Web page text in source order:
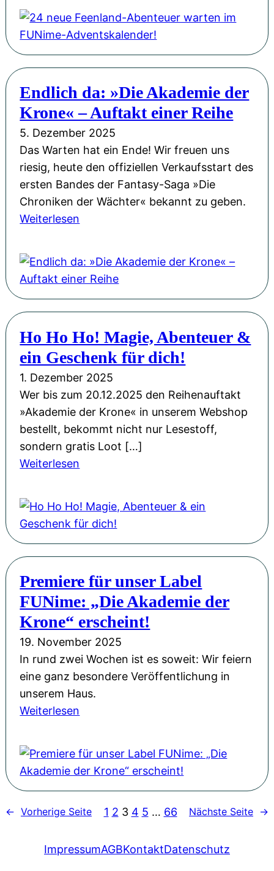
r
a
s
t
e
l
u
n
g
„
A
k
a
d
m
i
d
r
K
r
o
n
e
“
a
f
Y
u
b
e
n
e
F
e
e
n
l
a
n
b
e
n
e
u
e
a
t
e
i
m
F
U
i
m
e
-
A
d
v
e
t
s
l
n
Endlich da: »Die Akademie der
Krone« – Auftakt einer Reihe
5. Dezember 2025
Das Warten hat ein Ende! Wir freuen uns
riesig, heute den offiziellen Verkaufsstart des
ersten Bandes der Fantasy-Saga »Die
Chroniken der Wächter« bekannt zu geben.
Weiterlesen
d
l
h
d
a
:
»
D
i
a
d
e
i
e
d
e
r
K
r
o
n
«
–
f
a
Ho Ho Ho! Magie, Abenteuer &
ein Geschenk für dich!
1. Dezember 2025
Wer bis zum 20.12.2025 den Reihenauftakt
»Akademie der Krone« in unserem Webshop
bestellt, bekommt nicht nur Lesestoff,
sondern gratis Loot […]
Weiterlesen
H
o
H
!
M
a
g
i
b
n
t
e
u
&
Premiere für unser Label
FUNime: „Die Akademie der
Krone“ erscheint!
19. November 2025
In rund zwei Wochen ist es soweit: Wir feiern
eine ganz besondere Veröffentlichung in
unserem Haus.
Weiterlesen
e
m
i
e
e
← Vorherige Seite 1 2 3 4 5 … 66 Nächste Seite →
ImpressumAGBKontaktDatenschutz